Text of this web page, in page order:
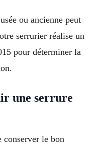
ou ancienne peut
serrurier réalise un
pour déterminer la
une serrure
conserver le bon